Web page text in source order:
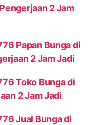
2 Jam
Papan Bunga di
2 Jam Jadi
Toko Bunga di
2 Jam Jadi
Jual Bunga di